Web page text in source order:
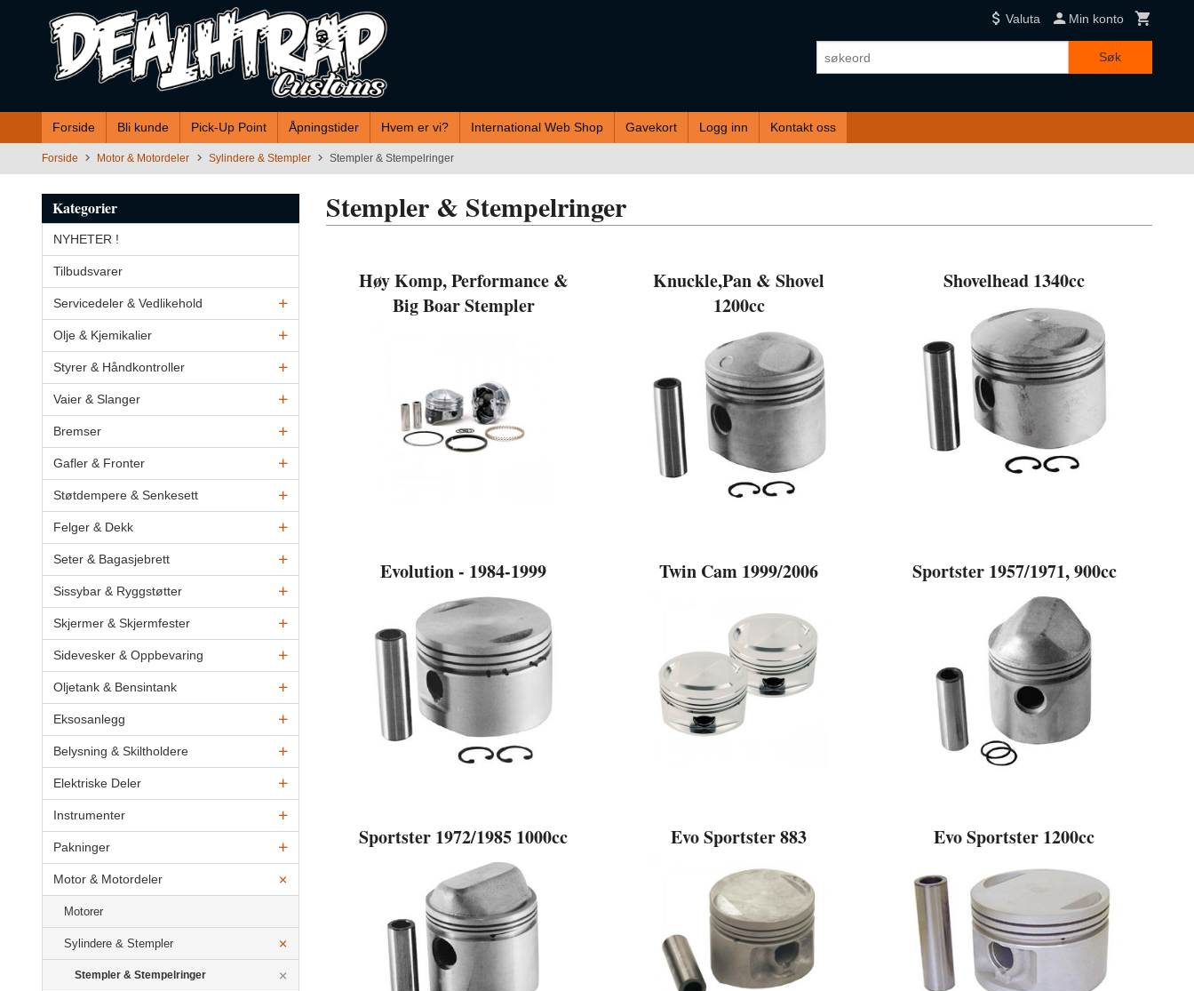
innholdet
Valuta Min konto
Søk
Forside Bli kunde Pick-Up Point Åpningstider Hvem er vi? International Web Shop Gavekort Logg inn Kontakt oss
Forside Motor & Motordeler Sylindere & Stempler Stempler & Stempelringer
Kategorier
NYHETER !
Tilbudsvarer
Servicedeler & Vedlikehold
Olje & Kjemikalier
Styrer & Håndkontroller
Vaier & Slanger
Bremser
Gafler & Fronter
Støtdempere & Senkesett
Felger & Dekk
Seter & Bagasjebrett
Sissybar & Ryggstøtter
Skjermer & Skjermfester
Sidevesker & Oppbevaring
Oljetank & Bensintank
Eksosanlegg
Belysning & Skiltholdere
Elektriske Deler
Instrumenter
Pakninger
Motor & Motordeler
Motorer
Sylindere & Stempler
Stempler & Stempelringer
Stempler & Stempelringer
Høy Komp, Performance &
Big Boar Stempler
Knuckle,Pan & Shovel
1200cc
Shovelhead 1340cc
Evolution - 1984-1999 Twin Cam 1999/2006 Sportster 1957/1971, 900cc
Sportster 1972/1985 1000cc Evo Sportster 883 Evo Sportster 1200cc